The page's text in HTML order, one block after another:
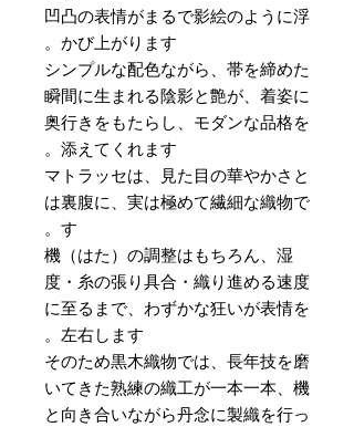
凹凸の表情がまるで影絵のように浮
かび上がります。
シンプルな配色ながら、帯を締めた
瞬間に生まれる陰影と艶が、着姿に
奥行きをもたらし、モダンな品格を
添えてくれます。
マトラッセは、見た目の華やかさと
は裏腹に、実は極めて繊細な織物で
す。
機（はた）の調整はもちろん、湿
度・糸の張り具合・織り進める速度
に至るまで、わずかな狂いが表情を
左右します。
そのため黒木織物では、長年技を磨
いてきた熟練の織工が一本一本、機
と向き合いながら丹念に製織を行っ